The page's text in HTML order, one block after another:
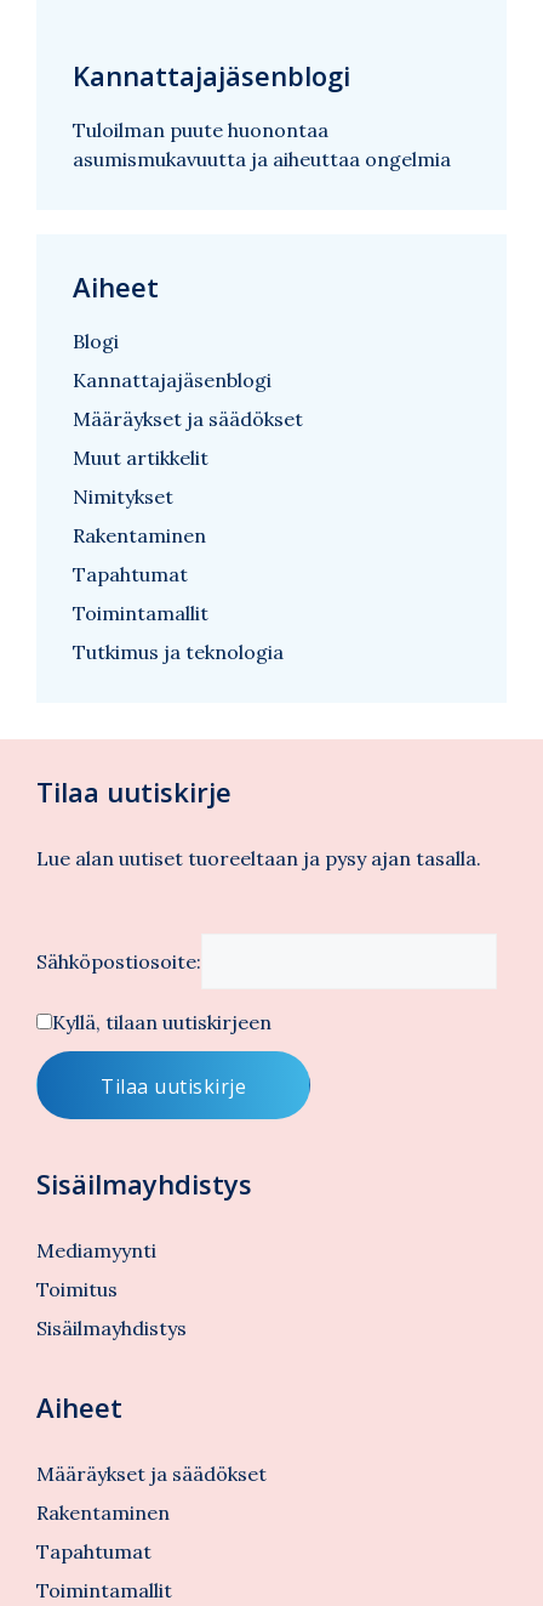
Kannattajajäsenblogi
Tuloilman puute huonontaa
asumismukavuutta ja aiheuttaa ongelmia
Aiheet
Blogi
Kannattajajäsenblogi
Määräykset ja säädökset
Muut artikkelit
Nimitykset
Rakentaminen
Tapahtumat
Toimintamallit
Tutkimus ja teknologia
Tilaa uutiskirje
Lue alan uutiset tuoreeltaan ja pysy ajan tasalla.
Sähköpostiosoite:
Kyllä, tilaan uutiskirjeen
Sisäilmayhdistys
Mediamyynti
Toimitus
Sisäilmayhdistys
Aiheet
Määräykset ja säädökset
Rakentaminen
Tapahtumat
Toimintamallit